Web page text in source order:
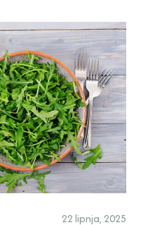
22 lipnja, 2025